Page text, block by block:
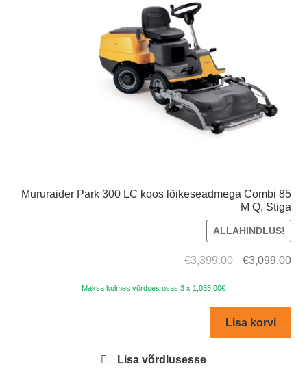
Mururaider Park 300 LC koos lõikeseadmega Combi 85
M Q, Stiga
ALLAHINDLUS!
€3,399.00
Algne
€3,399.00.
€3,099.00
Maksa kolmes võrdses osas 3 x 1,033.00€
Lisa korvi
Lisa võrdlusesse